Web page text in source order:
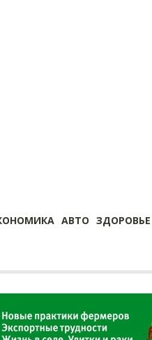
АВТО ЗДОРОВЬЕ